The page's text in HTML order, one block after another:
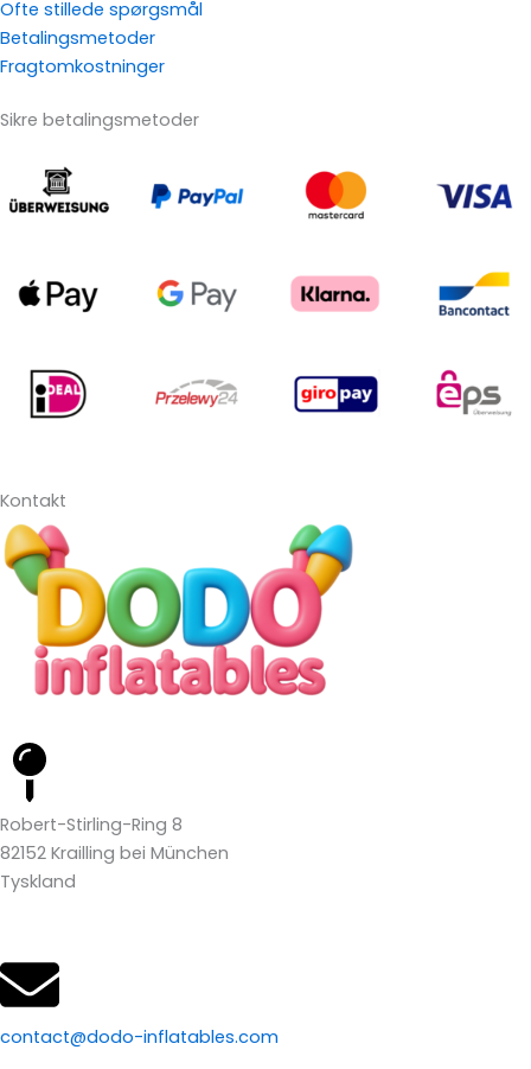
Ofte stillede spørgsmål
Betalingsmetoder
Fragtomkostninger
Sikre betalingsmetoder
Kontakt
Robert-Stirling-Ring 8
82152 Krailling bei München
Tyskland
contact@dodo-inflatables.com